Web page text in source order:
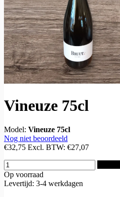
Vineuze 75cl
Model: Vineuze 75cl
Nog niet beoordeeld
€32,75 Excl. BTW: €27,07
Op voorraad
Levertijd: 3-4 werkdagen